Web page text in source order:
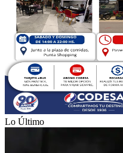
Lo Último